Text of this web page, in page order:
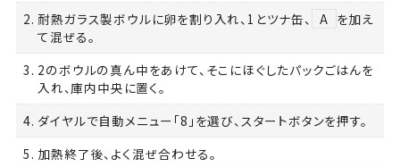
2. 耐熱ガラス製ボウルに卵を割り入れ、1とツナ缶、
A を加え
て混ぜる。
3. 2のボウルの真ん中をあけて、そこにほぐしたパックごはんを
入れ、庫内中央に置く。
4. ダイヤルで自動メニュー「8」を選び、スタートボタンを押す。
5. 加熱終了後、よく混ぜ合わせる。